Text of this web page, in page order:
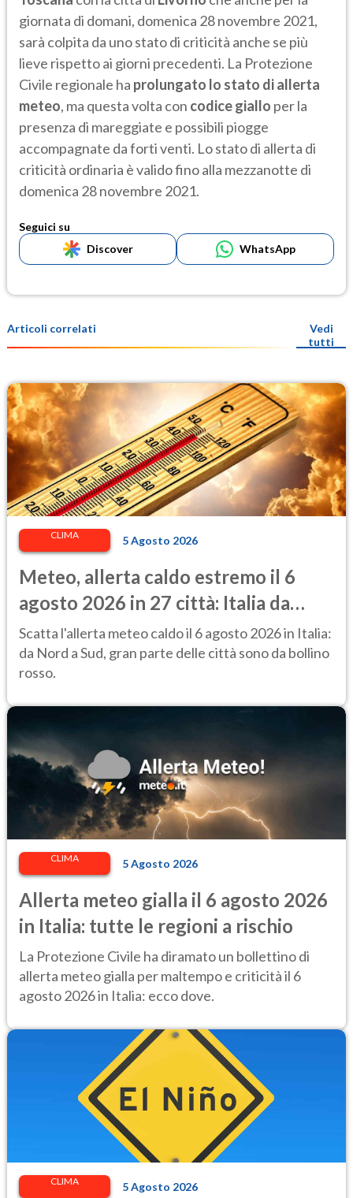
giornata di domani, domenica 28 novembre 2021,
sarà colpita da uno stato di criticità anche se più
lieve rispetto ai giorni precedenti. La Protezione
Civile regionale ha prolungato lo stato di allerta
meteo, ma questa volta con codice giallo per la
presenza di mareggiate e possibili piogge
accompagnate da forti venti. Lo stato di allerta di
criticità ordinaria è valido fino alla mezzanotte di
domenica 28 novembre 2021.
Seguici su
Discover
WhatsApp
Articoli correlati
Vedi
tutti
CLIMA 5 Agosto 2026
Meteo, allerta caldo estremo il 6
agosto 2026 in 27 città: Italia da
bollino rosso
Scatta l'allerta meteo caldo il 6 agosto 2026 in Italia:
da Nord a Sud, gran parte delle città sono da bollino
rosso.
CLIMA 5 Agosto 2026
Allerta meteo gialla il 6 agosto 2026
in Italia: tutte le regioni a rischio
La Protezione Civile ha diramato un bollettino di
allerta meteo gialla per maltempo e criticità il 6
agosto 2026 in Italia: ecco dove.
CLIMA 5 Agosto 2026